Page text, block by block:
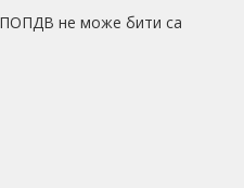
не може бити са